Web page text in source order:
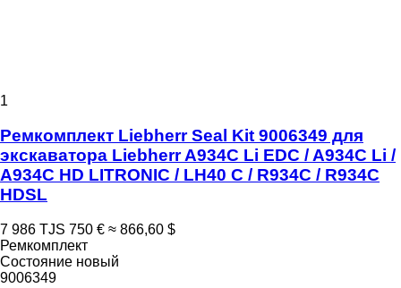
1
Ремкомплект Liebherr Seal Kit 9006349 для
экскаватора Liebherr A934C Li EDC / A934C Li /
A934C HD LITRONIC / LH40 C / R934C / R934C
HDSL
7 986 TJS 750 € ≈ 866,60 $
Ремкомплект
Состояние новый
9006349